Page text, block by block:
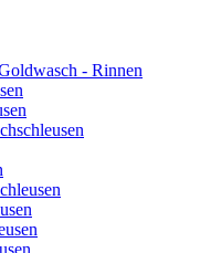
- Rinnen